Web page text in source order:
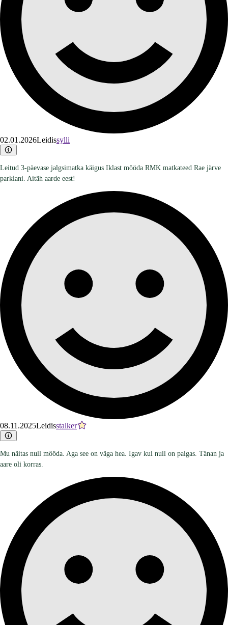
02.01.2026Leidissylli
Leitud 3-päevase jalgsimatka käigus Iklast mööda RMK matkateed Rae järve
parklani. Aitäh aarde eest!
08.11.2025Leidisstalker
Mu näitas null mööda. Aga see on väga hea. Igav kui null on paigas. Tänan ja
aare oli korras.